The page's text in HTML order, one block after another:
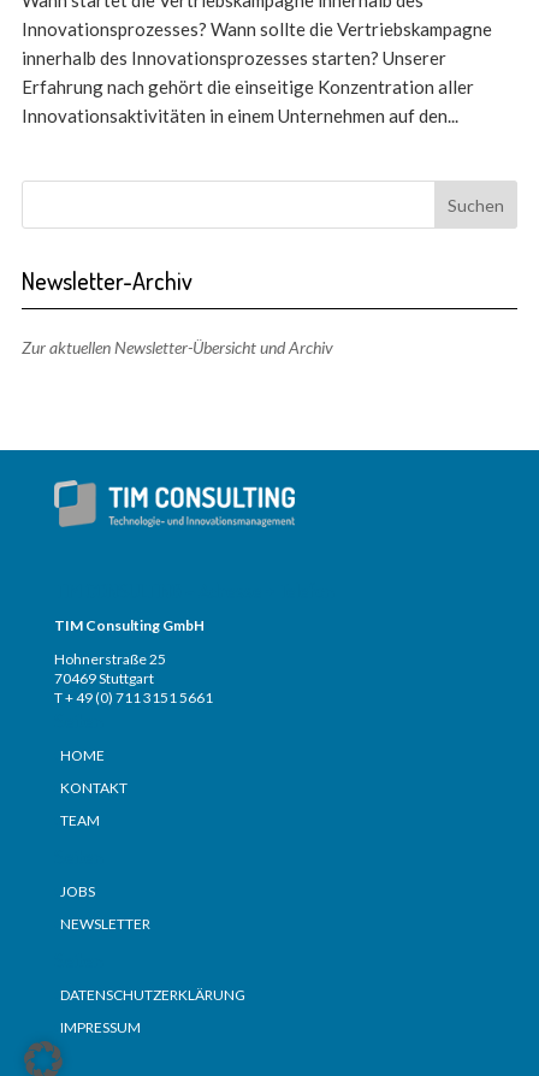
Innovationsprozesses? Wann sollte die Vertriebskampagne
innerhalb des Innovationsprozesses starten? Unserer
Erfahrung nach gehört die einseitige Konzentration aller
Innovationsaktivitäten in einem Unternehmen auf den...
Newsletter-Archiv
Zur aktuellen Newsletter-Übersicht und Archiv
TIM Consulting GmbH
Hohnerstraße 25
70469 Stuttgart
T + 49 (0) 711 3151 5661
HOME
KONTAKT
TEAM
JOBS
NEWSLETTER
DATENSCHUTZERKLÄRUNG
IMPRESSUM